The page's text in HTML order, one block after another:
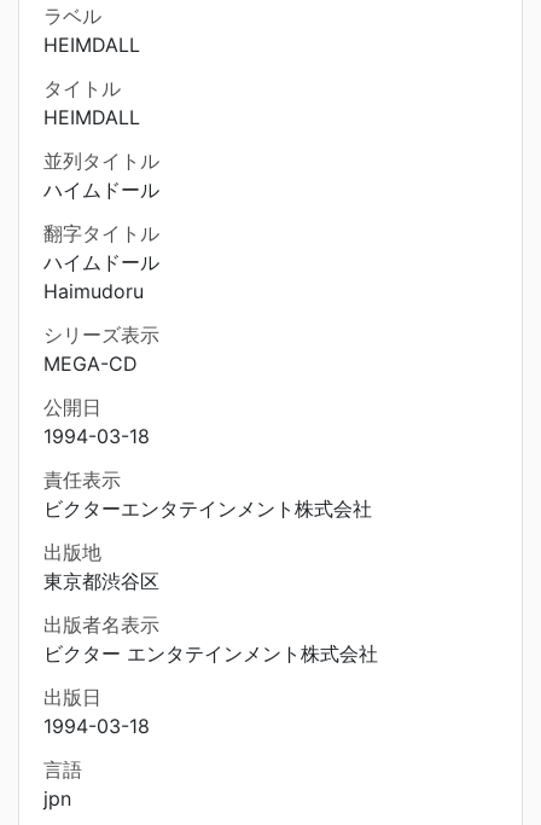
ラベル
HEIMDALL
タイトル
HEIMDALL
並列タイトル
ハイムドール
翻字タイトル
ハイムドール
Haimudoru
シリーズ表示
MEGA-CD
公開日
1994-03-18
責任表示
ビクターエンタテインメント株式会社
出版地
東京都渋谷区
出版者名表示
ビクター エンタテインメント株式会社
出版日
1994-03-18
言語
jpn